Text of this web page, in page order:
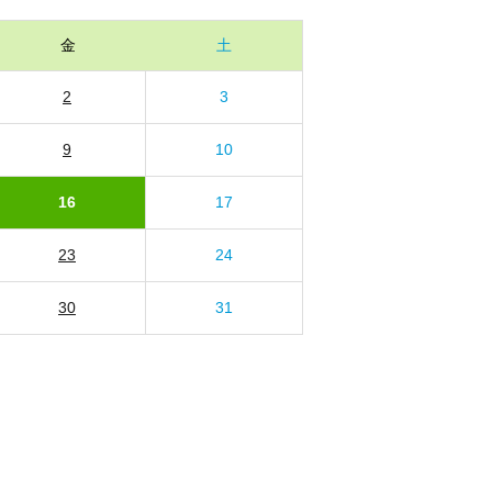
金 土
2 3
9 10
16 17
23 24
30 31